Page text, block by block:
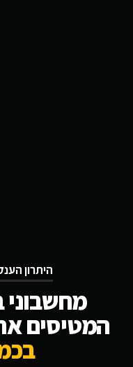
היתרון
מחשבוני
המטיסים